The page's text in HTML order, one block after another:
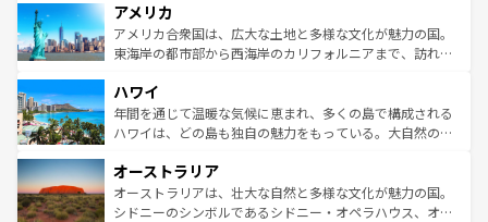
ンツ一覧を参照してほしい。
の建物がそのまま残る町や、スイスならではのユニークな
博物館もあり、アルプス観光だけでなく町歩きも満喫する
ことができる。国民の所得が高いため物価も高いが、旅行
ば市内交通費無料で観光を楽しむこともできる。 なお、新
着のスイス情報はコンテンツ一覧 を参照してほしい。
アメリカ
アメリカ合衆国は、広大な土地と多様な文化が魅力の国。
東海岸の都市部から西海岸のカリフォルニアまで、訪れる
のような巨大都市は、観光、ショッピング、エンターテイ
ンメントが詰まった刺激的なスポットだ。一方、アメリカ
西部には大自然が広がり、グランドキャニオンやイエロー
部のニューオーリンズでは、音楽と美食が融合した独特の
文化が魅力。旅行者はアメリカの各地域で異なる魅力を楽
しみながら、その多様性と豊かな歴史を感じることができ
ハワイ
年間を通じて温暖な気候に恵まれ、多くの島で構成される
ハワイは、どの島も独自の魅力をもっている。大自然の神
ワイ島は見逃せない。また、定番の観光地といえばオアフ
島だが、静かな自然を求めるならマウイ島やカウアイ島が
おすすめ。エメラルドグリーンに輝く海をはじめ、豊かな
オーストラリア
オーストラリアは、壮大な自然と多様な文化が魅力の国。
シドニーのシンボルであるシドニー・オペラハウス、オー